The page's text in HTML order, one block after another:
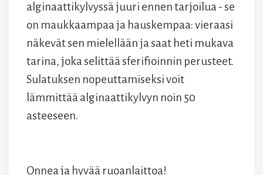
alginaattikylvyssä juuri ennen tarjoilua - se
on maukkaampaa ja hauskempaa: vieraasi
näkevät sen mielellään ja saat heti mukava
tarina, joka selittää sferifioinnin perusteet.
Sulatuksen nopeuttamiseksi voit
lämmittää alginaattikylvyn noin 50
asteeseen.
Onnea ja hyvää ruoanlaittoa!